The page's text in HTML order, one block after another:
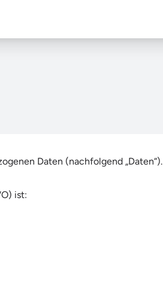
Daten (nachfolgend „Daten“).
ist: